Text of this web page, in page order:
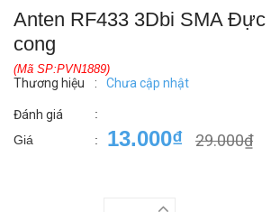
Anten RF433 3Dbi SMA Đực
cong
(Mã SP:PVN1889)
Thương hiệu : Chưa cập nhật
Đánh giá
:
Giá
: 13.000₫ 29.000₫